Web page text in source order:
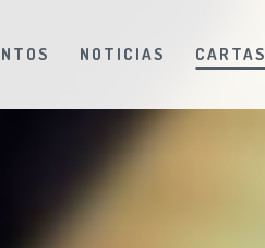
NOTICIAS CARTAS